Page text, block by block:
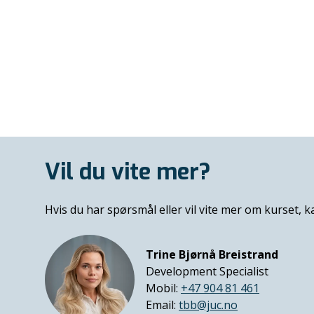
Vil du vite mer?
Hvis du har spørsmål eller vil vite mer om kurset,
Trine Bjørnå Breistrand
Development Specialist
Mobil: +47 904 81 461
Email: tbb@juc.no